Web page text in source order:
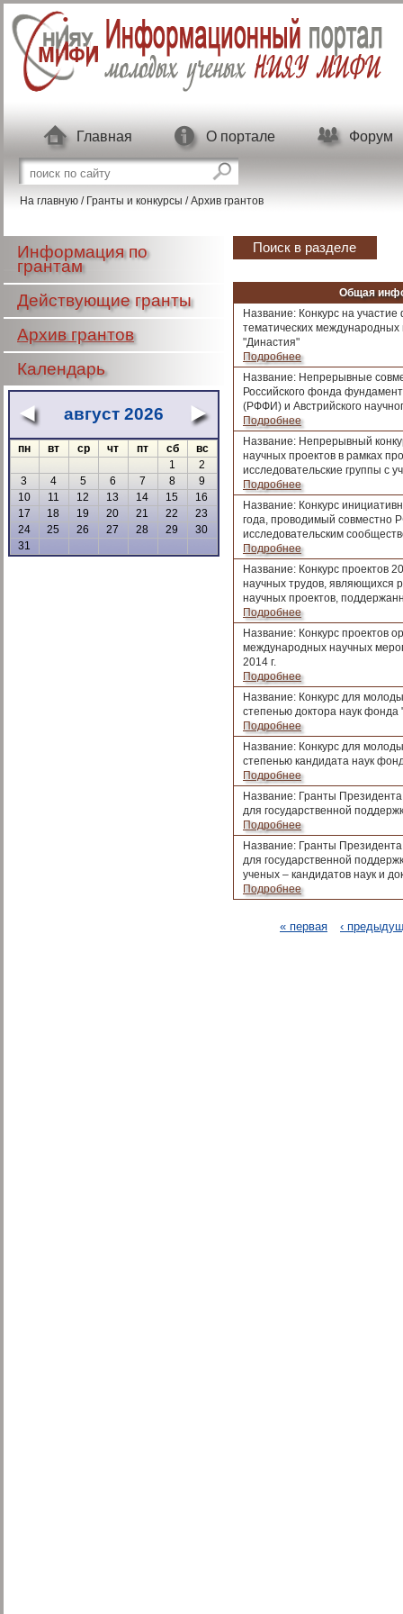
Перейти к основному содержанию
Главная О портале Форум
Форма поиска
Поиск на сайте
На главную / Гранты и конкурсы /Архив грантов
Информация по
грантам
Действующие гранты
Архив грантов
Календарь
август 2026
« »
пн вт ср чт пт сб
вс
1
2
3
4 5 6 7 8
9
10
11 12 13 14 15
16
17
18 19 20 21 22
23
24
25 26 27 28 29
30
31
Поиск в разделе
Общая
Название: Конкурс на участие
тематических
"Династия"
Подробнее
Название: Непрерывные
Российского фонда
(РФФИ) и Австрийского
Подробнее
Название: Непрерывный
научных проектов в рамках
исследовательские группы с
Подробнее
Название: Конкурс
года, проводимый совместно
исследовательским
Подробнее
Название: Конкурс проектов
научных трудов, являющихся
научных проектов,
Подробнее
Название: Конкурс проектов
международных научных
2014 г.
Подробнее
Название: Конкурс для
степенью доктора наук фонда
Подробнее
Название: Конкурс для
степенью кандидата наук
Подробнее
Название: Гранты
для государственной
Подробнее
Название: Гранты
для государственной
ученых – кандидатов наук и
Подробнее
« первая ‹